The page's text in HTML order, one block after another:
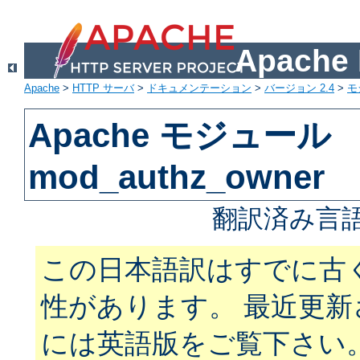
Apache
Apache > HTTP サーバ> ドキュメンテーション > バージョン 2.4 >
Apache モジュール
mod_authz_owner
翻訳済み言
この日本語訳はすでに古
性があります。 最近更
には英語版をご覧下さい